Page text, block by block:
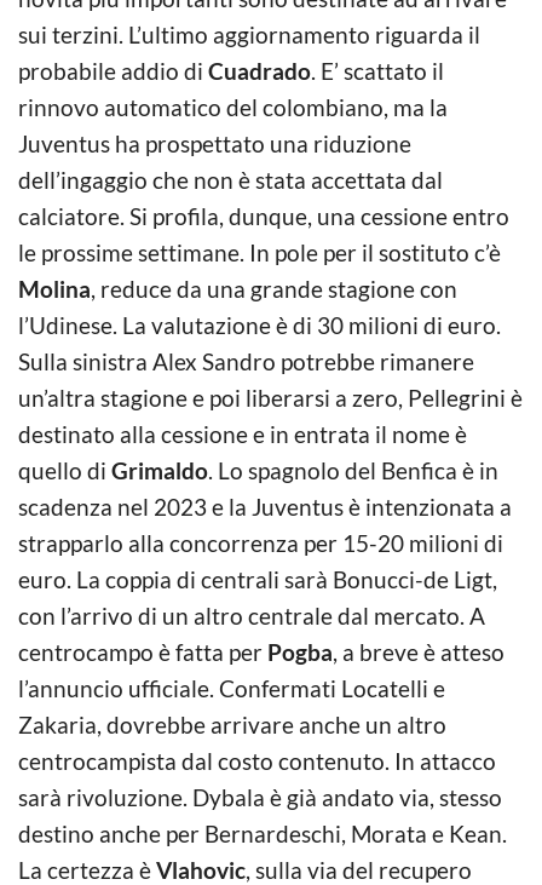
sui terzini. L’ultimo aggiornamento riguarda il
probabile addio di Cuadrado. E’ scattato il
rinnovo automatico del colombiano, ma la
Juventus ha prospettato una riduzione
dell’ingaggio che non è stata accettata dal
calciatore. Si profila, dunque, una cessione entro
le prossime settimane. In pole per il sostituto c’è
Molina, reduce da una grande stagione con
l’Udinese. La valutazione è di 30 milioni di euro.
Sulla sinistra Alex Sandro potrebbe rimanere
un’altra stagione e poi liberarsi a zero, Pellegrini è
destinato alla cessione e in entrata il nome è
quello di Grimaldo. Lo spagnolo del Benfica è in
scadenza nel 2023 e la Juventus è intenzionata a
strapparlo alla concorrenza per 15-20 milioni di
euro. La coppia di centrali sarà Bonucci-de Ligt,
con l’arrivo di un altro centrale dal mercato. A
centrocampo è fatta per Pogba, a breve è atteso
l’annuncio ufficiale. Confermati Locatelli e
Zakaria, dovrebbe arrivare anche un altro
centrocampista dal costo contenuto. In attacco
sarà rivoluzione. Dybala è già andato via, stesso
destino anche per Bernardeschi, Morata e Kean.
La certezza èVlahovic, sulla via del recupero